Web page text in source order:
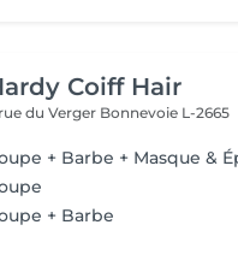
Coiff Hair
rue du Verger Bonnevoie L-2665
+ Barbe + Masque &
+ Barbe